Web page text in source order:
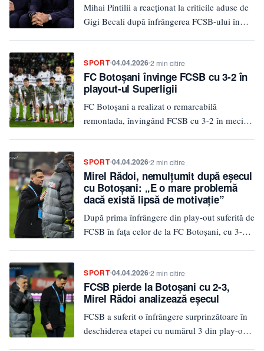
Mihai Pintilii a reacționat la criticile aduse de
Gigi Becali după înfrângerea FCSB-ului în
SPORT04.04.20262 min citire
FC Botoșani învinge FCSB cu 3-2 în
playout-ul Superligii
FC Botoșani a realizat o remarcabilă
remontada, învingând FCSB cu 3-2 în meciul
SPORT04.04.20262 min citire
Mirel Rădoi, nemulțumit după eșecul
cu Botoșani: „E o mare problemă
dacă există lipsă de motivație”
După prima înfrângere din play-out suferită de
FCSB în fața celor de la FC Botoșani, cu 3-2,
SPORT04.04.20262 min citire
FCSB pierde la Botoșani cu 2-3,
Mirel Rădoi analizează eșecul
FCSB a suferit o înfrângere surprinzătoare în
deschiderea etapei cu numărul 3 din play-out,